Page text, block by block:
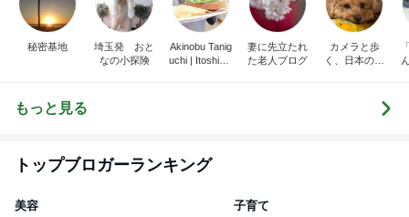
秘密基地
埼玉発 おと
なの小探険
Akinobu Tanig
uchi | Itoshima
妻に先立たれ
た老人ブログ
カメラと歩
く、日本の風
もっと見る
トップブロガーランキング
美容 子育て